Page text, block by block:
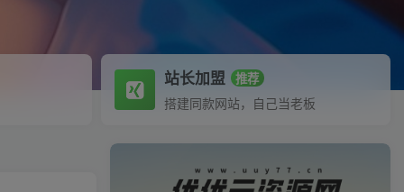
站长加盟 推荐
搭建同款网站，自己当老板